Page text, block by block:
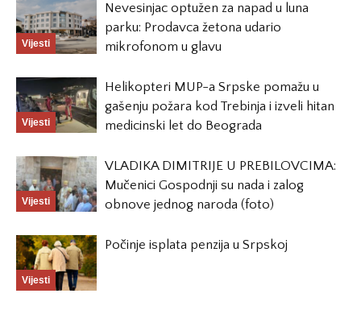
Vijesti
Nevesinjac optužen za napad u luna
parku: Prodavca žetona udario
mikrofonom u glavu
Vijesti
Helikopteri MUP-a Srpske pomažu u
gašenju požara kod Trebinja i izveli hitan
medicinski let do Beograda
Vijesti
VLADIKA DIMITRIJE U PREBILOVCIMA:
Mučenici Gospodnji su nada i zalog
obnove jednog naroda (foto)
Vijesti
Počinje isplata penzija u Srpskoj